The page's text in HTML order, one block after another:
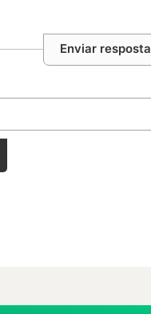
Enviar resposta